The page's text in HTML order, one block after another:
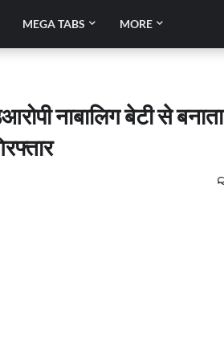
MEGA TABS MORE
नाबालिग बेटी से बनाता